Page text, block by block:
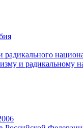
радикального
и радикальному